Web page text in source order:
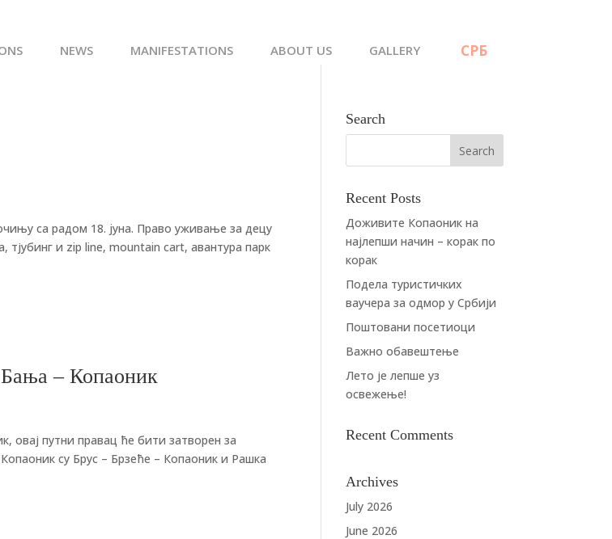
NEWS MANIFESTATIONS ABOUT US GALLERY
са радом 18. jуна. Право уживање за децу
и zip line, mountain cart, авантура парк
Бања – Копаоник
овај путни правац ће бити затворен за
су Брус – Брзеће – Копаоник и Рашка
Search
Recent Posts
Доживите Копаоник на
најлепши начин – корак по
корак
Подела туристичких
ваучера за одмор у Србији
Поштовани посетиоци
Важно обавештење
Лето је лепше уз
освежење!
Recent Comments
Archives
July 2026
June 2026